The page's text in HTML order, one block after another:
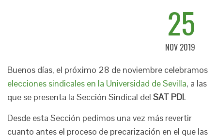
25
NOV 2019
Buenos días, el próximo 28 de noviembre celebramos
elecciones sindicales en la Universidad de Sevilla, a las
que se presenta la Sección Sindical del SAT PDI.
Desde esta Sección pedimos una vez más revertir
cuanto antes el proceso de precarización en el que las